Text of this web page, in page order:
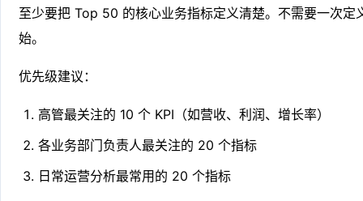
至少要把 Top 50 的核心业务指标定义清楚。不需要一次定
始。
优先级建议：
高管最关注的 10 个 KPI（如营收、利润、增长率）
各业务部门负责人最关注的 20 个指标
日常运营分析最常用的 20 个指标